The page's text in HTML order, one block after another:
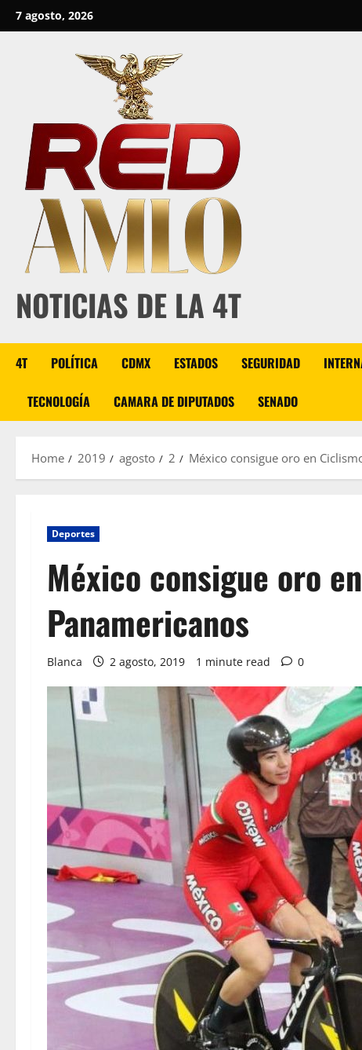
Skip
to
7 agosto, 2026
NOTICIAS DE LA 4T
4T POLÍTICA CDMX ESTADOS SEGURIDAD
TECNOLOGÍA CAMARA DE DIPUTADOS SENADO
Home 2019 agosto 2 México consigue oro en
Deportes
México consigue oro
Panamericanos
Blanca 2 agosto, 2019 1 minute read 0